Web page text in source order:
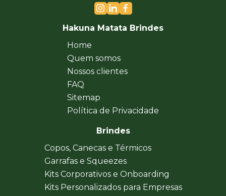
Hakuna Matata Brindes
Home
Quem somos
Nossos clientes
FAQ
Sitemap
Política de Privacidade
Brindes
Copos, Canecas e Térmicos
Garrafas e Squeezes
Kits Corporativos e Onboarding
Kits Personalizados para Empresas